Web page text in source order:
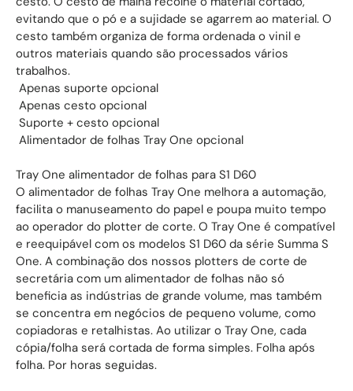
evitando que o pó e a sujidade se agarrem ao material. O
cesto também organiza de forma ordenada o vinil e
outros materiais quando são processados vários
trabalhos.
 Apenas suporte opcional
 Apenas cesto opcional
 Suporte + cesto opcional
 Alimentador de folhas Tray One opcional
Tray One alimentador de folhas para S1 D60
O alimentador de folhas Tray One melhora a automação,
facilita o manuseamento do papel e poupa muito tempo
ao operador do plotter de corte. O Tray One é compatível
e reequipável com os modelos S1 D60 da série Summa S
One. A combinação dos nossos plotters de corte de
secretária com um alimentador de folhas não só
beneficia as indústrias de grande volume, mas também
se concentra em negócios de pequeno volume, como
copiadoras e retalhistas. Ao utilizar o Tray One, cada
cópia/folha será cortada de forma simples. Folha após
folha. Por horas seguidas.